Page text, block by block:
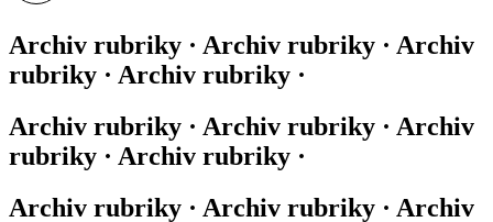
Archiv rubriky · Archiv rubriky · Archiv
rubriky · Archiv rubriky ·
Archiv rubriky · Archiv rubriky · Archiv
rubriky · Archiv rubriky ·
Archiv rubriky · Archiv rubriky · Archiv